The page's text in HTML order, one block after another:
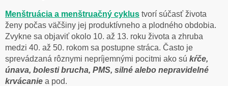
Menštruácia a menštruačný cyklus tvorí súčasť života
ženy počas väčšiny jej produktívneho a plodného obdobia.
Zvykne sa objaviť okolo 10. až 13. roku života a zhruba
medzi 40. až 50. rokom sa postupne stráca. Často je
sprevádzaná rôznymi nepríjemnými pocitmi ako sú kŕče,
únava, bolesti brucha, PMS, silné alebo nepravidelné
krvácanie a pod.